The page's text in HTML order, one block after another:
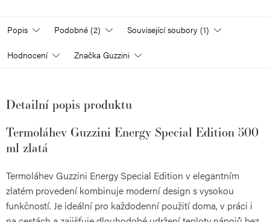
Popis Podobné (2) Související soubory (1)
Hodnocení Značka Guzzini
Detailní popis produktu
Termoláhev Guzzini Energy Special Edition 500
ml zlatá
Termoláhev Guzzini Energy Special Edition v elegantním
zlatém provedení kombinuje moderní design s vysokou
funkčností. Je ideální pro každodenní použití doma, v práci i